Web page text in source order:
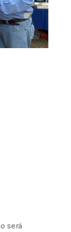
será